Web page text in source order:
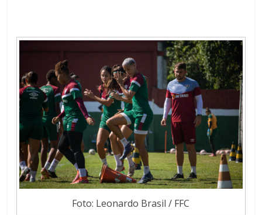
Foto: Leonardo Brasil / FFC